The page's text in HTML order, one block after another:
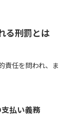
る刑罰とは
責任を問われ、ま
払い義務